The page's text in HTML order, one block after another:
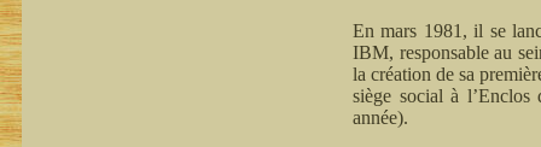
En mars 1981, il se
IBM, responsable au
la création de sa
siège social à
année).